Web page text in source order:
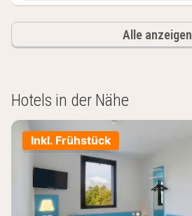
Alle anzeigen
Hotels in der Nähe
Inkl. Frühstück